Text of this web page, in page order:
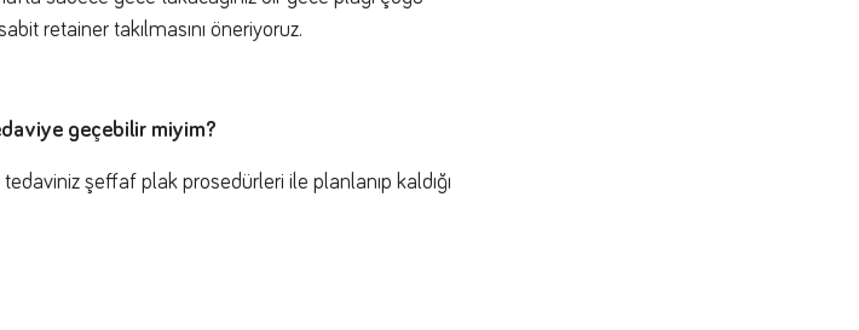
retainer takılmasını öneriyoruz.
geçebilir miyim?
tedaviniz şeffaf plak prosedürleri ile planlanıp kaldığı